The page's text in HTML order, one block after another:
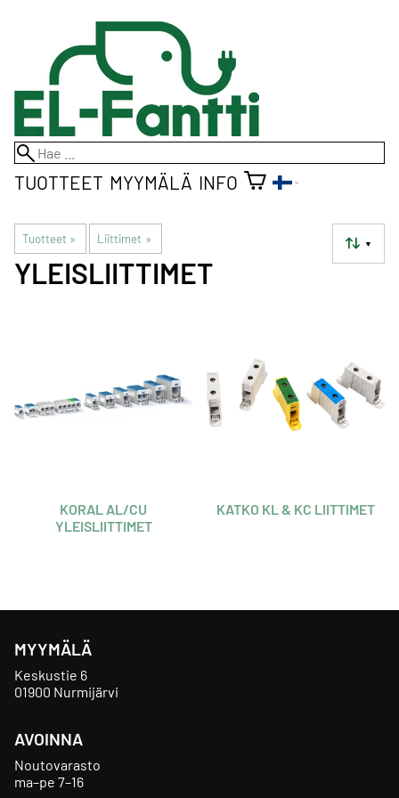
TUOTTEET MYYMÄLÄ INFO
Tuotteet ‪» Liittimet ‪» ▼
YLEISLIITTIMET
KORAL AL/CU
YLEISLIITTIMET
KATKO KL & KC LIITTIMET
MYYMÄLÄ
Keskustie 6
01900 Nurmijärvi
AVOINNA
Noutovarasto
ma–pe 7–16